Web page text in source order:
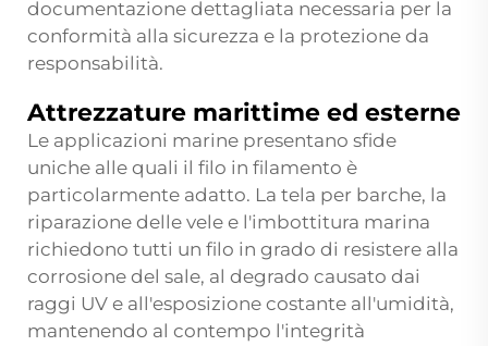
documentazione dettagliata necessaria per la
conformità alla sicurezza e la protezione da
responsabilità.
Attrezzature marittime ed esterne
Le applicazioni marine presentano sfide
uniche alle quali il filo in filamento è
particolarmente adatto. La tela per barche, la
riparazione delle vele e l'imbottitura marina
richiedono tutti un filo in grado di resistere alla
corrosione del sale, al degrado causato dai
raggi UV e all'esposizione costante all'umidità,
mantenendo al contempo l'integrità